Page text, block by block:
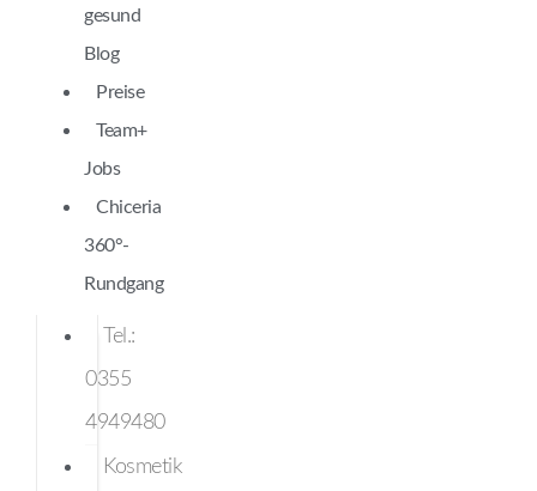
gesund
Blog
Preise
Team+
Jobs
Chiceria
360°-
Rundgang
Tel.:
0355
4949480
Kosmetik